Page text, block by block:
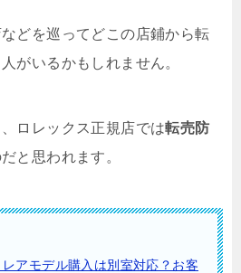
どを巡ってどこの店鋪から転
がいるかもしれません。
ロレックス正規店では転売防
と思われます。
レアモデル購入は別室対応？お客